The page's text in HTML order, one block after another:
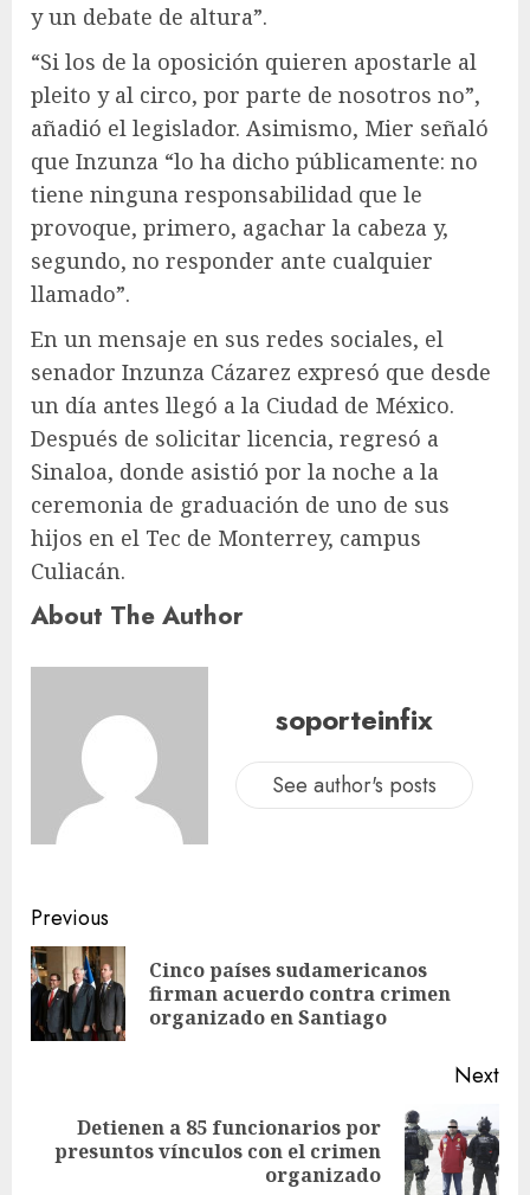
y un debate de altura”.
“Si los de la oposición quieren apostarle al
pleito y al circo, por parte de nosotros no”,
añadió el legislador. Asimismo, Mier señaló
que Inzunza “lo ha dicho públicamente: no
tiene ninguna responsabilidad que le
provoque, primero, agachar la cabeza y,
segundo, no responder ante cualquier
llamado”.
En un mensaje en sus redes sociales, el
senador Inzunza Cázarez expresó que desde
un día antes llegó a la Ciudad de México.
Después de solicitar licencia, regresó a
Sinaloa, donde asistió por la noche a la
ceremonia de graduación de uno de sus
hijos en el Tec de Monterrey, campus
Culiacán.
About The Author
soporteinfix
See author's posts
Previous
Cinco países sudamericanos
firman acuerdo contra crimen
organizado en Santiago
Next
Detienen a 85 funcionarios por
presuntos vínculos con el crimen
organizado